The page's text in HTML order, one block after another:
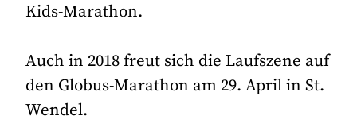
Kids-Marathon.
Auch in 2018 freut sich die Laufszene auf
den Globus-Marathon am 29. April in St.
Wendel.